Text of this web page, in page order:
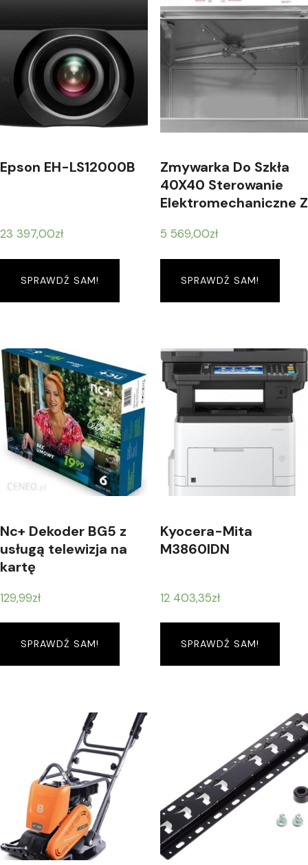
Epson EH-LS12000B
23 397,00zł
SPRAWDŹ SAM!
Zmywarka Do Szkła
40X40 Sterowanie
Elektromechaniczne Z
Detergentu
5 569,00zł
SPRAWDŹ SAM!
Nc+ Dekoder BG5 z
usługą telewizja na
kartę
129,99zł
SPRAWDŹ SAM!
Kyocera-Mita
M3860IDN
12 403,35zł
SPRAWDŹ SAM!